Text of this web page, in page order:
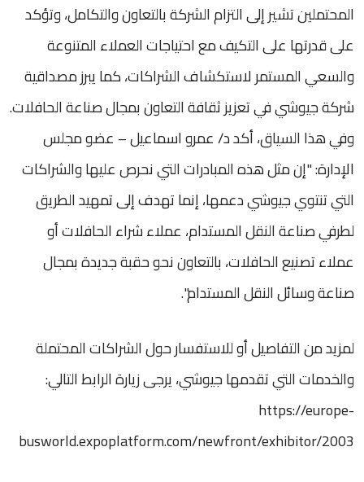
المحتملين تشير إلى التزام الشركة بالتعاون والتكامل، وتؤكد
على قدرتها على التكيف مع احتياجات العملاء المتنوعة
والسعي المستمر لاستكشاف الشراكات، كما يبرز مصداقية
شركة جيوشي في تعزيز ثقافة التعاون بمجال صناعة الحافلات.
وفي هذا السياق، أكد د/ عمرو اسماعيل – عضو مجلس
الإدارة: "إن مثل هذه المبادرات التي نحرص عليها والشراكات
التي تنتوي جيوشي دعمها، إنما تهدف إلى تمهيد الطريق
لطرفي صناعة النقل المستدام، عملاء شراء الحافلات أو
عملاء تصنيع الحافلات، بالتعاون نحو حقبة جديدة بمجال
صناعة وسائل النقل المستدام".
لمزيد من التفاصيل أو للاستفسار حول الشراكات المحتملة
والخدمات التي تقدمها جيوشي، يرجى زيارة الرابط التالي:
https://europe-
busworld.expoplatform.com/newfront/exhibitor/2003